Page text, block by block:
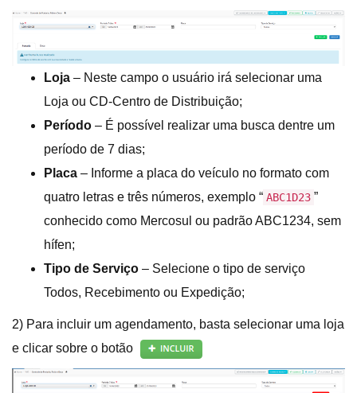
Loja – Neste campo o usuário irá selecionar uma
Loja ou CD-Centro de Distribuição;
Período – É possível realizar uma busca dentre um
período de 7 dias;
Placa – Informe a placa do veículo no formato com
quatro letras e três números, exemplo “ ABC1D23 ”
conhecido como Mercosul ou padrão ABC1234, sem
hífen;
Tipo de Serviço – Selecione o tipo de serviço
Todos, Recebimento ou Expedição;
2) Para incluir um agendamento, basta selecionar uma loja
e clicar sobre o botão